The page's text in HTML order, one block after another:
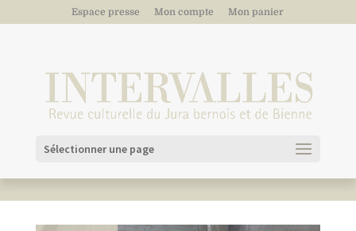
Espace presse Mon compte Mon panier
Sélectionner une page